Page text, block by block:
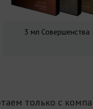
3 мл Совершенства
только с